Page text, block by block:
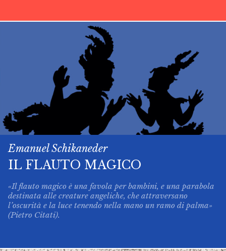
Emanuel Schikaneder
IL FLAUTO MAGICO
«Il flauto magico è una favola per bambini, e una parabola
destinata alle creature angeliche, che attraversano
l’oscurità e la luce tenendo nella mano un ramo di palma»
(Pietro Citati).